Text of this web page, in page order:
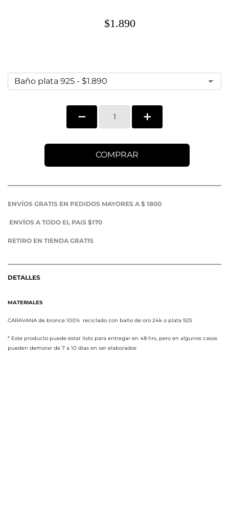
$1.890
COMPRAR
ENVÍOS GRATIS EN PEDIDOS MAYORES A $ 1800
ENVÍOS A TODO EL PAíS $170
RETIRO EN TIENDA GRATIS
DETALLES
MATERIALES
CARAVANA de bronce 100% reciclado con baño de oro 24k o plata 925
* Este producto puede estar listo para entregar en 48 hrs, pero en algunos casos
pueden demorar de 7 a 10 dias en ser elaborados